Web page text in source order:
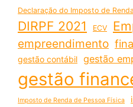
Declaração do Imposto de Renda
DIRPF 2021 ECV
empreendimento
gestão contábil gestão
gestão
Imposto de Renda de Pessoa Física